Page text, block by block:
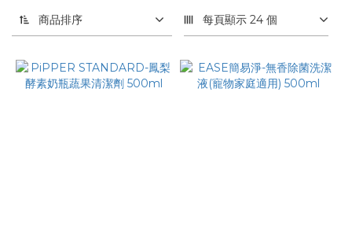
商品排序 每頁顯示 24 個